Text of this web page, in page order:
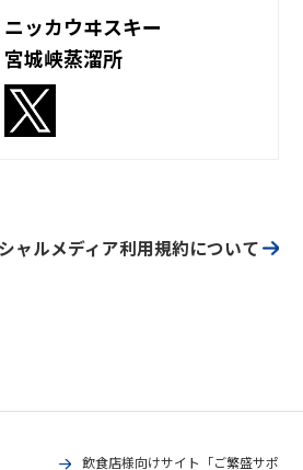
ニッカウヰスキー
宮城峡蒸溜所
ャルメディア利用規約について
飲食店様向けサイト「ご繁盛サポ